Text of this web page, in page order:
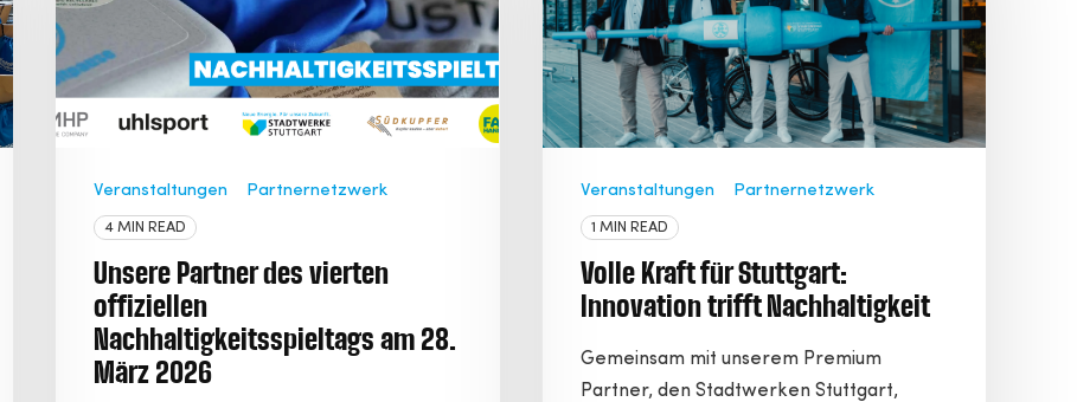
Veranstaltungen Partnernetzwerk
4 MIN READ
Unsere Partner des vierten
offiziellen
Nachhaltigkeitsspieltags am 28.
März 2026
Veranstaltungen Partnernetzwerk
1 MIN READ
Volle Kraft für Stuttgart:
Innovation trifft Nachhaltigkeit
Gemeinsam mit unserem Premium
Partner, den Stadtwerken Stuttgart,